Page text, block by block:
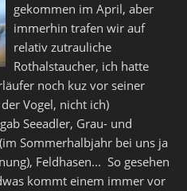
gekommen im April, aber
immerhin trafen wir auf
relativ zutrauliche
Rothalstaucher, ich hatte
noch kuz vor seiner
Vogel, nicht ich)
Seeadler, Grau- und
Sommerhalbjahr bei uns ja
Feldhasen... So gesehen
kommt einem immer vor